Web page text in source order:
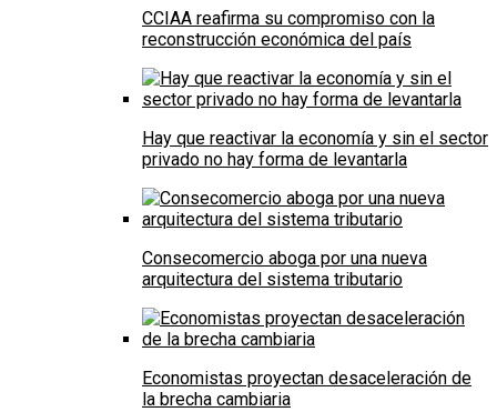
CCIAA reafirma su compromiso con la
reconstrucción económica del país
Hay que reactivar la economía y sin el sector
privado no hay forma de levantarla
Consecomercio aboga por una nueva
arquitectura del sistema tributario
Economistas proyectan desaceleración de
la brecha cambiaria